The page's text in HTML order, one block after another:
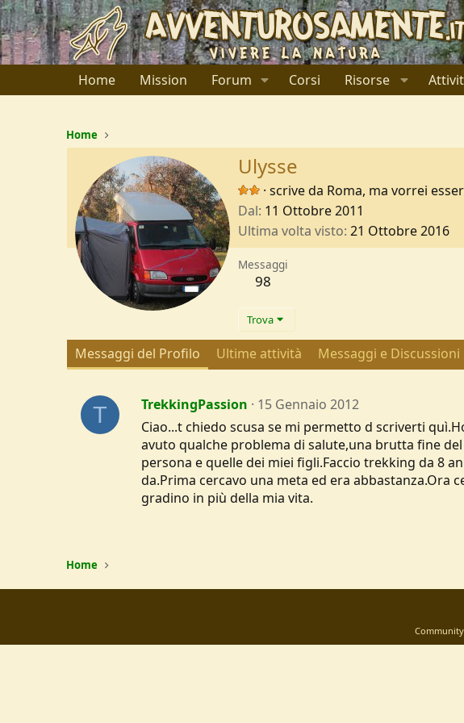
Home Mission Forum Corsi Risorse
Home
Ulysse
· scrive da Roma, ma vorrei
Dal 11 Ottobre 2011
Ultima volta visto 21 Ottobre 2016
Messaggi
98
Trova
Messaggi del Profilo Ultime attività Messaggi e Discussioni
T TrekkingPassion
15 Gennaio 2012
Ciao...t chiedo scusa se mi permetto d scriverti
avuto qualche problema di salute,una brutta fine
persona e quelle dei miei figli.Faccio trekking da 8
da.Prima cercavo una meta ed era abbastanza.Ora
gradino in più della mia vita.
Home